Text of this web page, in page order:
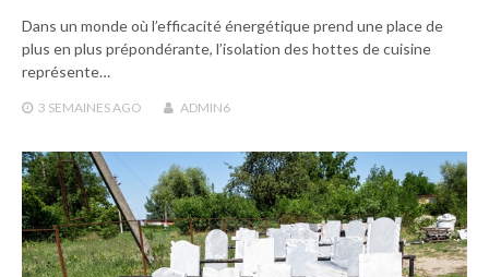
Dans un monde où l’efficacité énergétique prend une place de
plus en plus prépondérante, l’isolation des hottes de cuisine
représente…
3 SEMAINES AGO ADMIN6